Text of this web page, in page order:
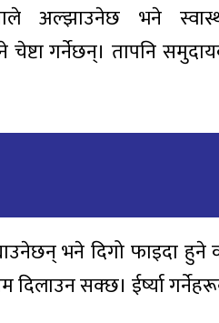
अल्झाउनेछ भने
गर्नेछन्। तापनि
भने दिगो फाइदा हुने
सक्छ। ईर्ष्या